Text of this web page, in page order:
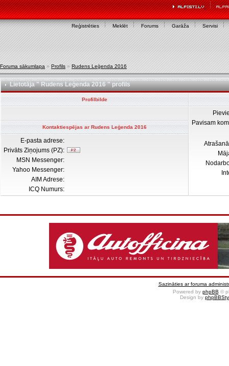
Reģistrēties Meklēt Forums Garāža Servisi
Foruma sākumlapa » Profils » Rudens Leģenda 2016
Lietotāja " Rudens Leģenda 2016 " profils
Profilbilde
Pavisam
Kontaktiespējas ar Rudens Leģenda 2016
E-pasta adrese:
Privāts Ziņojums (PZ):
MSN Messenger:
Yahoo Messenger:
AIM Adrese:
ICQ Numurs:
Sazināties ar foruma
Powered by phpBB ©
Design by